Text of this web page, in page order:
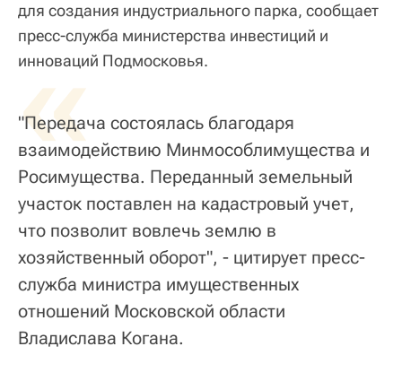
для создания индустриального парка, сообщает
пресс-служба министерства инвестиций и
инноваций Подмосковья.
«
"Передача состоялась благодаря
взаимодействию Минмособлимущества и
Росимущества. Переданный земельный
участок поставлен на кадастровый учет,
что позволит вовлечь землю в
хозяйственный оборот", - цитирует пресс-
служба министра имущественных
отношений Московской области
Владислава Когана.